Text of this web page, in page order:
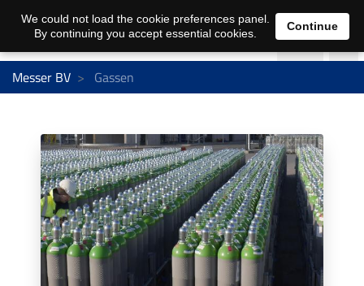
Messer BV Gassen
We could not load the cookie preferences panel.
By continuing you accept essential cookies.
Continue